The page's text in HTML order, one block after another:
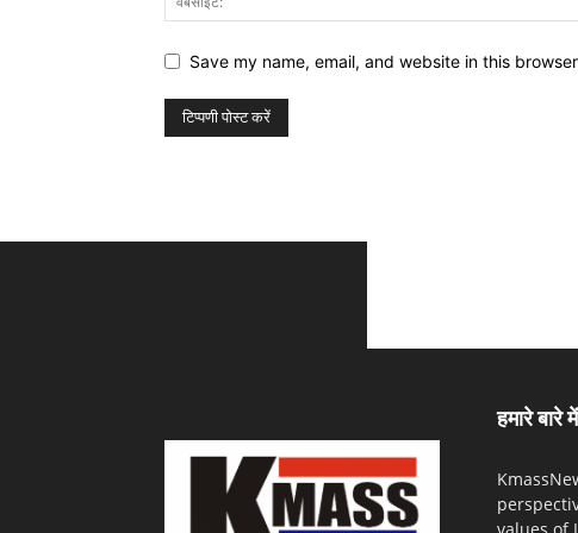
Save my name, email, and website in this
हमारे बारे में
values of